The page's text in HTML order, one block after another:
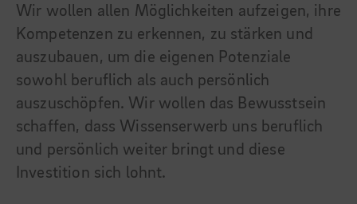
Wir wollen allen Möglichkeiten aufzeigen, ihre
Kompetenzen zu erkennen, zu stärken und
auszubauen, um die eigenen Potenziale
sowohl beruflich als auch persönlich
auszuschöpfen. Wir wollen das Bewusstsein
schaffen, dass Wissenserwerb uns beruflich
und persönlich weiter bringt und diese
Investition sich lohnt.